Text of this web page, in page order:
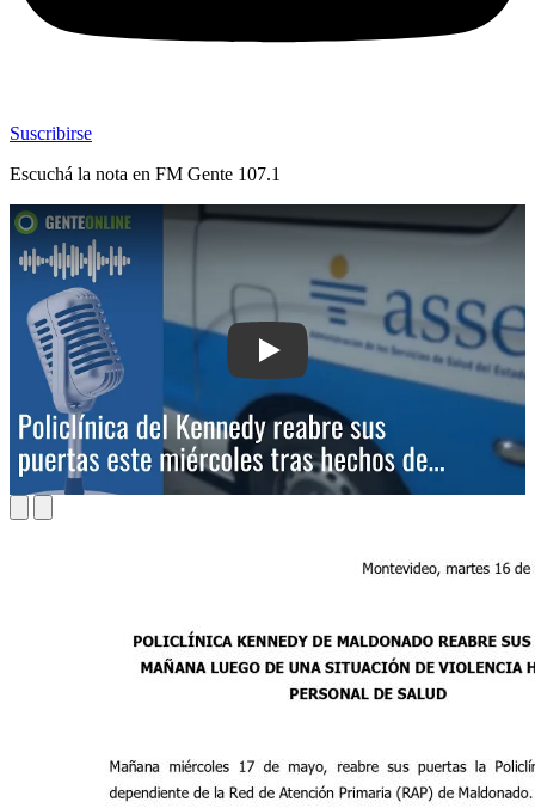
Suscribirse
Escuchá la nota en FM Gente 107.1
Play: Policlínica del Kennedy reabre